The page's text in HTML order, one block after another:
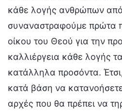
κάθε λογής ανθρώπων
συναναστραφούμε πρώτα
οίκου του Θεού για την
καλλιέργεια κάθε λογής
κατάλληλα προσόντα.
κατά βάση να
αρχές που θα πρέπει να